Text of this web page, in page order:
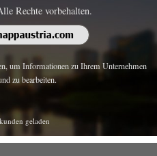
Rechte vorbehalten.
um Informationen zu Ihrem Unternehmen
zu bearbeiten.
geladen